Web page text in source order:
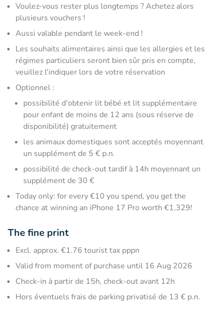
Voulez-vous rester plus longtemps ? Achetez alors
plusieurs vouchers !
Aussi valable pendant le week-end !
Les souhaits alimentaires ainsi que les allergies et les
régimes particuliers seront bien sûr pris en compte,
veuillez l'indiquer lors de votre réservation
Optionnel :
possibilité d'obtenir lit bébé et lit supplémentaire
pour enfant de moins de 12 ans (sous réserve de
disponibilité) gratuitement
les animaux domestiques sont acceptés moyennant
un supplément de 5 € p.n.
possibilité de check-out tardif à 14h moyennant un
supplément de 30 €
Today only: for every €10 you spend, you get the
chance at winning an iPhone 17 Pro worth €1,329!
The fine print
Excl. approx. €1.76 tourist tax pppn
Valid from moment of purchase until 16 Aug 2026
Check-in à partir de 15h, check-out avant 12h
Hors éventuels frais de parking privatisé de 13 € p.n.